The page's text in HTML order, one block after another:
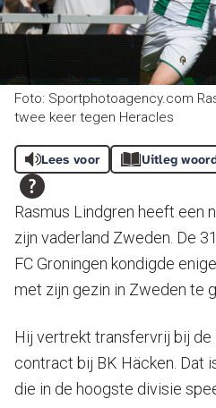
Foto: Sportphotoagency.com
twee keer tegen Heracles
Lees voor Uitleg
Rasmus Lindgren heeft een
zijn vaderland Zweden. De
FC Groningen kondigde
met zijn gezin in Zweden te
Hij vertrekt transfervrij bij de
contract bij BK Häcken. Dat
die in de hoogste divisie